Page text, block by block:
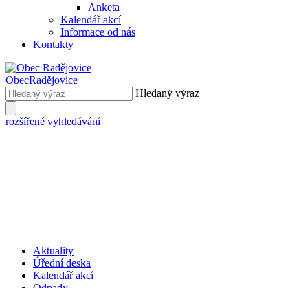
Anketa
Kalendář akcí
Informace od nás
Kontakty
ObecRadějovice
Hledaný výraz
rozšířené vyhledávání
Aktuality
Úřední deska
Kalendář akcí